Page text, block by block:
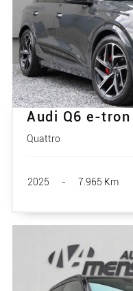
Audi Q6 e-tron
Quattro
2025 - 7.965 Km